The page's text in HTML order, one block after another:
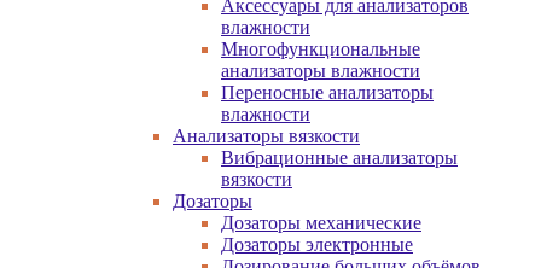
Аксессуары для анализаторов
влажности
Многофункциональные
анализаторы влажности
Переносные анализаторы
влажности
Анализаторы вязкости
Вибрационные анализаторы
вязкости
Дозаторы
Дозаторы механические
Дозаторы электронные